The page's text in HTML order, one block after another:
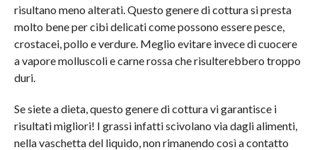
risultano meno alterati. Questo genere di cottura si presta
molto bene per cibi delicati come possono essere pesce,
crostacei, pollo e verdure. Meglio evitare invece di cuocere
a vapore molluscoli e carne rossa che risulterebbero troppo
duri.
Se siete a dieta, questo genere di cottura vi garantisce i
risultati migliori! I grassi infatti scivolano via dagli alimenti,
nella vaschetta del liquido, non rimanendo così a contatto